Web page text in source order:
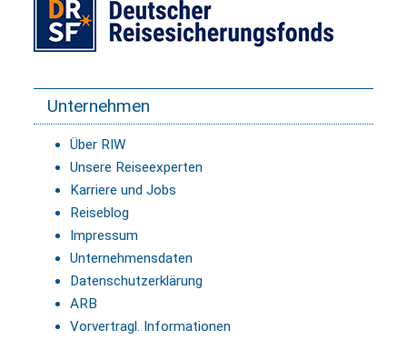
Unternehmen
Über RIW
Unsere Reiseexperten
Karriere und Jobs
Reiseblog
Impressum
Unternehmensdaten
Datenschutzerklärung
ARB
Vorvertragl. Informationen